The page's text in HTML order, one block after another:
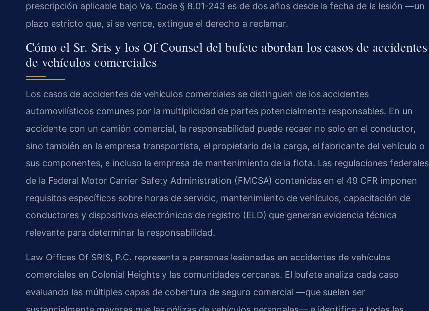
prescripción aplicable bajo Va. Code § 8.01-243 es de dos años desde la fecha de la lesión —un
plazo estricto que, si se vence, extingue el derecho a reclamar.
Cómo el Sr. Sris y los Of Counsel del bufete abordan los casos de accidentes
de vehículos comerciales
Los casos de accidentes de vehículos comerciales se distinguen de los accidentes
automovilísticos comunes por la multiplicidad de partes potencialmente responsables. En un
accidente con un camión comercial, la responsabilidad puede recaer no solo en el conductor,
sino también en la empresa transportista, el propietario de la carga, el fabricante del vehículo o
sus componentes, e incluso la empresa de mantenimiento de la flota. Las regulaciones federales
de la Federal Motor Carrier Safety Administration (FMCSA) contenidas en el 49 CFR imponen
requisitos específicos sobre horas de servicio, mantenimiento de vehículos, capacitación de
conductores y dispositivos electrónicos de registro (ELD) que generan evidencia técnica
relevante para determinar la responsabilidad.
Law Offices Of SRIS, P.C. representa a personas lesionadas en accidentes de vehículos
comerciales en Colonial Heights y las comunidades cercanas. El bufete analiza cada caso
evaluando las múltiples capas de cobertura de seguro comercial —que suelen ser